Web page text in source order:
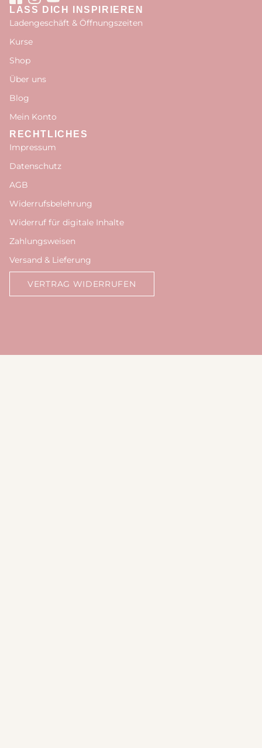
LASS DICH INSPIRIEREN
Ladengeschäft & Öffnungszeiten
Kurse
Shop
Über uns
Blog
Mein Konto
RECHTLICHES
Impressum
Datenschutz
AGB
Widerrufsbelehrung
Widerruf für digitale Inhalte
Zahlungsweisen
Versand & Lieferung
VERTRAG WIDERRUFEN